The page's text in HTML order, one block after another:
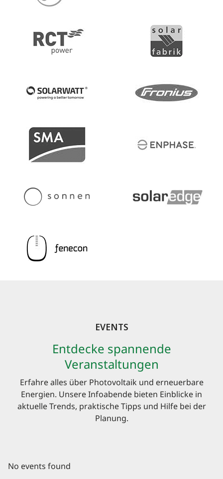
EVENTS
Entdecke spannende
Veranstaltungen
Erfahre alles über Photovoltaik und erneuerbare
Energien. Unsere Infoabende bieten Einblicke in
aktuelle Trends, praktische Tipps und Hilfe bei der
Planung.
No events found